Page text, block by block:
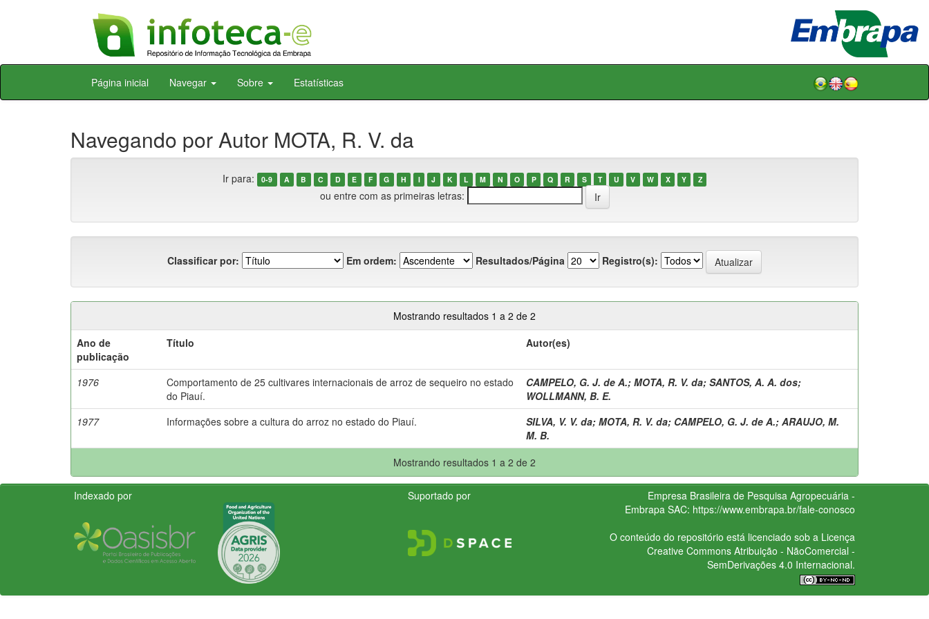
Skip
Página inicial Navegar Sobre Estatísticas
Navegando por Autor MOTA, R. V. da
Ir para: 0-9 A B C D E F G H I J K L M N O P Q R S T U V W X Y Z
ou entre com as primeiras letras:
Classificar por: Em ordem: Resultados/Página Registro(s):
Mostrando resultados 1 a 2 de 2
Ano de
publicação
Título Autor(es)
1976
Comportamento de 25 cultivares internacionais de arroz de sequeiro no estado
do Piauí.
CAMPELO, G. J. de A.; MOTA, R. V. da; SANTOS, A. A. dos;
WOLLMANN, B. E.
1977
Informações sobre a cultura do arroz no estado do Piauí. SILVA, V. V. da; MOTA, R. V. da; CAMPELO, G. J. de A.; ARAUJO, M.
M. B.
Mostrando resultados 1 a 2 de 2
Indexado por Suportado por
Empresa Brasileira de Pesquisa Agropecuária -
Embrapa SAC: https://www.embrapa.br/fale-conosco
O conteúdo do repositório está licenciado sob a Licença
Creative CommonsAtribuição - NãoComercial -
SemDerivações 4.0 Internacional.